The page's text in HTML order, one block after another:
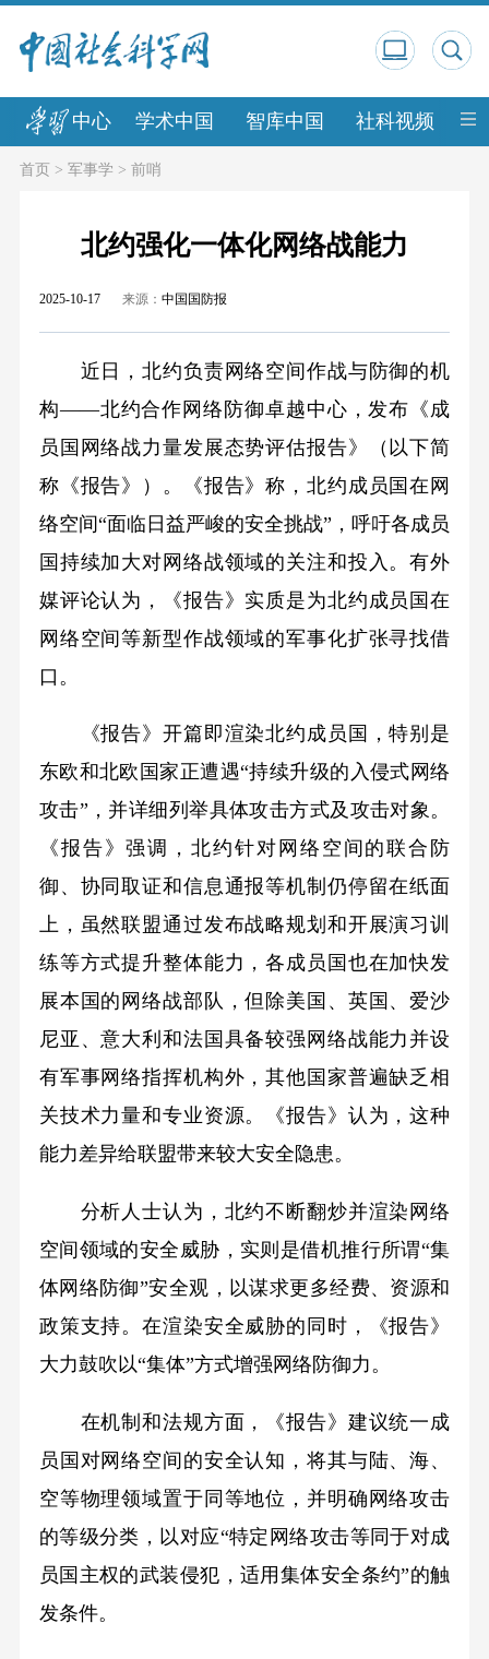
中心 学术中国 智库中国 社科视频 中
首页> 军事学 > 前哨
北约强化一体化网络战能力
2025-10-17 来源： 中国国防报
近日，北约负责网络空间作战与防御的机
构——北约合作网络防御卓越中心，发布《成
员国网络战力量发展态势评估报告》（以下简
称《报告》）。《报告》称，北约成员国在网
络空间“面临日益严峻的安全挑战”，呼吁各成员
国持续加大对网络战领域的关注和投入。有外
媒评论认为，《报告》实质是为北约成员国在
网络空间等新型作战领域的军事化扩张寻找借
口。
《报告》开篇即渲染北约成员国，特别是
东欧和北欧国家正遭遇“持续升级的入侵式网络
攻击”，并详细列举具体攻击方式及攻击对象。
《报告》强调，北约针对网络空间的联合防
御、协同取证和信息通报等机制仍停留在纸面
上，虽然联盟通过发布战略规划和开展演习训
练等方式提升整体能力，各成员国也在加快发
展本国的网络战部队，但除美国、英国、爱沙
尼亚、意大利和法国具备较强网络战能力并设
有军事网络指挥机构外，其他国家普遍缺乏相
关技术力量和专业资源。《报告》认为，这种
能力差异给联盟带来较大安全隐患。
分析人士认为，北约不断翻炒并渲染网络
空间领域的安全威胁，实则是借机推行所谓“集
体网络防御”安全观，以谋求更多经费、资源和
政策支持。在渲染安全威胁的同时，《报告》
大力鼓吹以“集体”方式增强网络防御力。
在机制和法规方面，《报告》建议统一成
员国对网络空间的安全认知，将其与陆、海、
空等物理领域置于同等地位，并明确网络攻击
的等级分类，以对应“特定网络攻击等同于对成
员国主权的武装侵犯，适用集体安全条约”的触
发条件。